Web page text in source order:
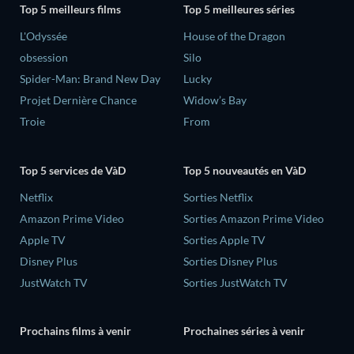
Top 5 meilleurs films
L'Odyssée
obsession
Spider-Man: Brand New Day
Projet Dernière Chance
Troie
Top 5 meilleures séries
House of the Dragon
Silo
Lucky
Widow’s Bay
From
Top 5 services de VàD
Netflix
Amazon Prime Video
Apple TV
Disney Plus
JustWatch TV
Top 5 nouveautés en VàD
Sorties Netflix
Sorties Amazon Prime Video
Sorties Apple TV
Sorties Disney Plus
Sorties JustWatch TV
Prochains films à venir
Prochaines séries à venir